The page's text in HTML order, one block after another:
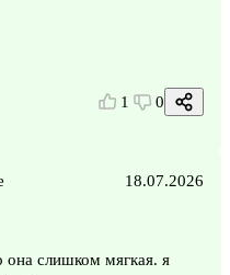
1 0
18.07.2026
она слишком мягкая. я